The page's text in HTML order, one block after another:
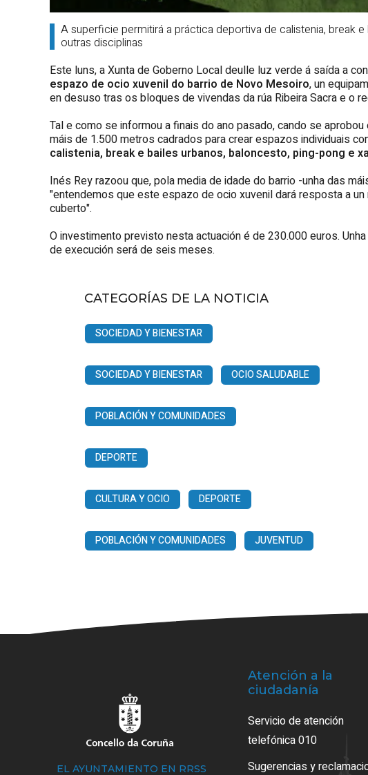
A superficie permitirá a práctica deportiva de calistenia, break
outras disciplinas
Este luns, a Xunta de Goberno Local deulle luz verde á saída a
espazo de ocio xuvenil do barrio de Novo Mesoiro, un
en desuso tras os bloques de vivendas da rúa Ribeira Sacra e o
Tal e como se informou a finais do ano pasado, cando se
máis de 1.500 metros cadrados para crear espazos individuais
calistenia, break e bailes urbanos, baloncesto, ping-pong e
Inés Rey razoou que, pola media de idade do barrio -unha das
"entendemos que este espazo de ocio xuvenil dará resposta a
cuberto".
O investimento previsto nesta actuación é de 230.000 euros.
de execución será de seis meses.
CATEGORÍAS DE LA NOTICIA
SOCIEDAD Y BIENESTAR
SOCIEDAD Y BIENESTAR OCIO SALUDABLE
POBLACIÓN Y COMUNIDADES
DEPORTE
CULTURA Y OCIO DEPORTE
POBLACIÓN Y COMUNIDADES JUVENTUD
EL AYUNTAMIENTO EN RRSS
Atención a la
ciudadanía
Servicio de atención
telefónica 010
Sugerencias y